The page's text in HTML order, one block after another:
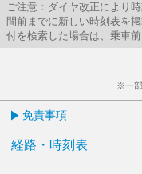
ご注意：ダイヤ改正により
間前までに新しい時刻表を
付を検索した場合は、乗車
※一部
免責事項
経路・時刻表